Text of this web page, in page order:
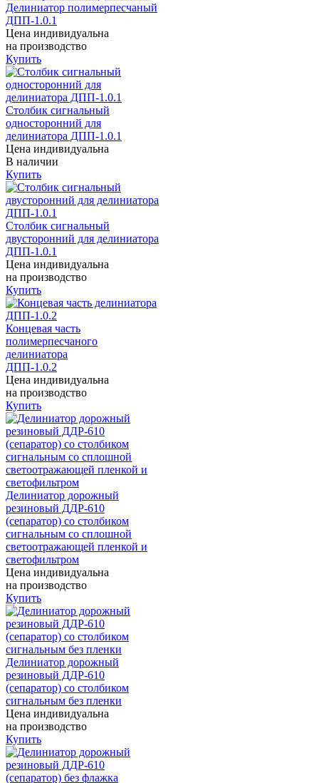
Делиниатор полимерпесчаный
ДПП-1.0.1
Цена индивидуальна
на производство
Купить
Столбик сигнальный
односторонний для
делиниатора ДПП-1.0.1
Цена индивидуальна
В наличии
Купить
Столбик сигнальный
двусторонний для делиниатора
ДПП-1.0.1
Цена индивидуальна
на производство
Купить
Концевая часть
полимерпесчаного
делиниатора
ДПП-1.0.2
Цена индивидуальна
на производство
Купить
Делиниатор дорожный
резиновый ДДР-610
(сепаратор) со столбиком
сигнальным со сплошной
светоотражающей пленкой и
светофильтром
Цена индивидуальна
на производство
Купить
Делиниатор дорожный
резиновый ДДР-610
(сепаратор) со столбиком
сигнальным без пленки
Цена индивидуальна
на производство
Купить